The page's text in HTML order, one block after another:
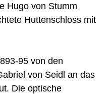
Hugo von Stumm
Huttenschloss mit
95 von den
von Seidl an das
Die optische